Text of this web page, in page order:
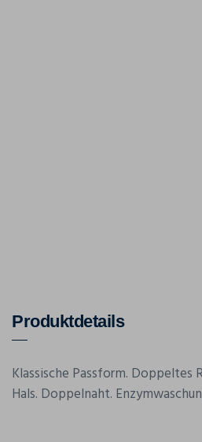
Produktdetails
Klassische Passform. Doppeltes
Hals. Doppelnaht.